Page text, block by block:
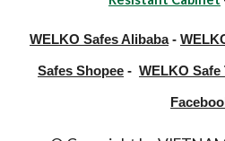
WELKO Safes Alibaba-
Safes Shopee - WELKO Safe